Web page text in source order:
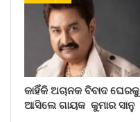
କାହିଁକି ଅଚାନକ ବିବାଦ ଘେରକୁ
ଆସିଲେ ଗାୟକ କୁମାର ସାନୁ